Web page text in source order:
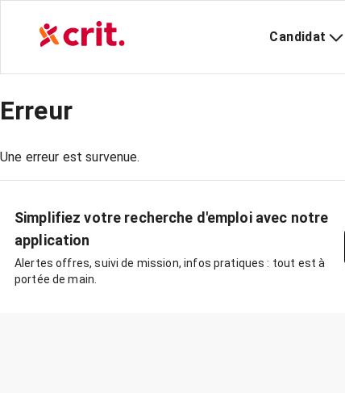
Candidat
Erreur
Une erreur est survenue.
Simplifiez votre recherche d'emploi avec notre
application
Alertes offres, suivi de mission, infos pratiques : tout est à
portée de main.